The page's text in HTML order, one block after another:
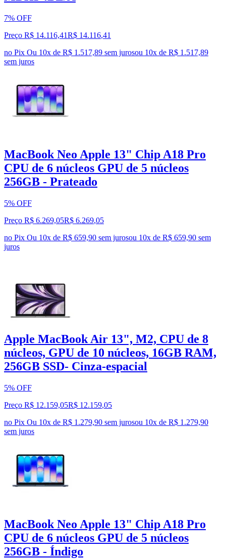
7% OFF
Preço R$ 14.116,41R$ 14.116,41
no Pix Ou 10x de R$ 1.517,89 sem jurosou 10x de R$ 1.517,89
sem juros
MacBook Neo Apple 13" Chip A18 Pro
CPU de 6 núcleos GPU de 5 núcleos
256GB - Prateado
5% OFF
Preço R$ 6.269,05R$ 6.269,05
no Pix Ou 10x de R$ 659,90 sem jurosou 10x de R$ 659,90 sem
juros
Apple MacBook Air 13", M2, CPU de 8
núcleos, GPU de 10 núcleos, 16GB RAM,
256GB SSD- Cinza-espacial
5% OFF
Preço R$ 12.159,05R$ 12.159,05
no Pix Ou 10x de R$ 1.279,90 sem jurosou 10x de R$ 1.279,90
sem juros
MacBook Neo Apple 13" Chip A18 Pro
CPU de 6 núcleos GPU de 5 núcleos
256GB - Índigo